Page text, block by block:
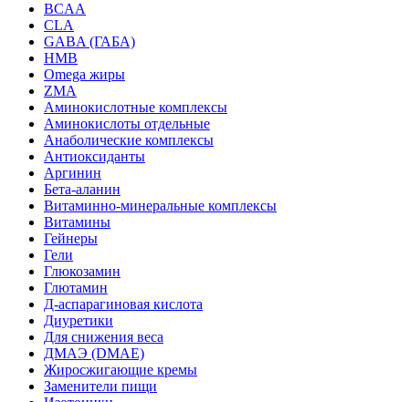
BCAA
CLA
GABA (ГАБА)
HMB
Omega жиры
ZMA
Аминокислотные комплексы
Аминокислоты отдельные
Анаболические комплексы
Антиоксиданты
Аргинин
Бета-аланин
Витаминно-минеральные комплексы
Витамины
Гейнеры
Гели
Глюкозамин
Глютамин
Д-аспарагиновая кислота
Диуретики
Для снижения веса
ДМАЭ (DMAE)
Жиросжигающие кремы
Заменители пищи